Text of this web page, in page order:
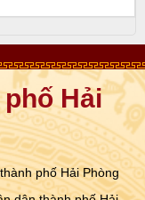
Hải
phố Hải Phòng